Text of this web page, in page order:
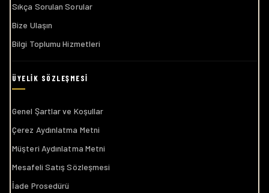
Sıkça Sorulan Sorular
Bize Ulaşın
Bilgi Toplumu Hizmetleri
Genel Şartlar ve Koşullar
Çerez Aydınlatma Metni
Müşteri Aydınlatma Metni
Mesafeli Satış Sözleşmesi
İade Prosedürü